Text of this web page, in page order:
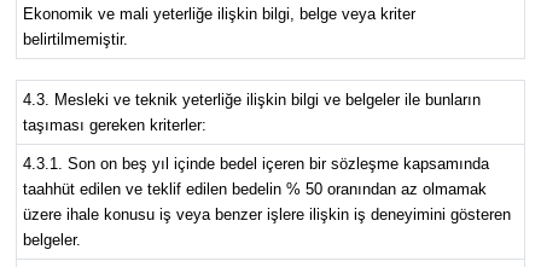
Ekonomik ve mali yeterliğe ilişkin bilgi, belge veya kriter
belirtilmemiştir.
4.3. Mesleki ve teknik yeterliğe ilişkin bilgi ve belgeler ile bunların
taşıması gereken kriterler:
4.3.1. Son on beş yıl içinde bedel içeren bir sözleşme kapsamında
taahhüt edilen ve teklif edilen bedelin % 50 oranından az olmamak
üzere ihale konusu iş veya benzer işlere ilişkin iş deneyimini gösteren
belgeler.